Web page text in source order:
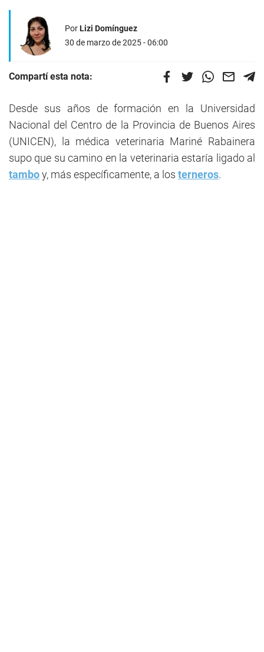
PorLizi Domínguez
30 de marzo de 2025 - 06:00
Compartí esta nota:
Desde sus años de formación en la Universidad
Nacional del Centro de la Provincia de Buenos Aires
(UNICEN), la médica veterinaria Mariné Rabainera
supo que su camino en la veterinaria estaría ligado al
tamboy, más específicamente, a los terneros.